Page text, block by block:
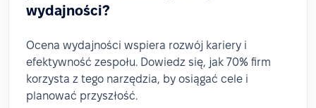
wydajności?
Ocena wydajności wspiera rozwój kariery i
efektywność zespołu. Dowiedz się, jak 70% firm
korzysta z tego narzędzia, by osiągać cele i
planować przyszłość.